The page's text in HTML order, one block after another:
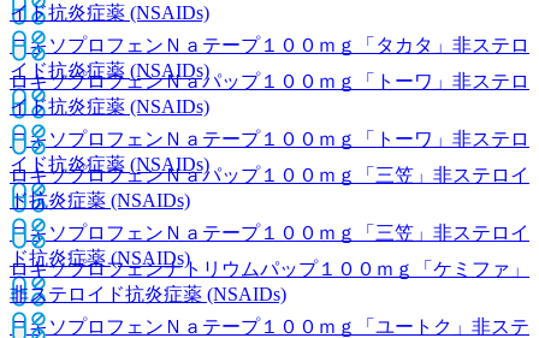
ロキソプロフェンＮａテープ１００ｍｇ「タカタ」 非ステロ
イド抗炎症薬 (NSAIDs)
ロキソプロフェンＮａテープ１００ｍｇ「トーワ」 非ステロ
イド抗炎症薬 (NSAIDs)
ロキソプロフェンＮａテープ１００ｍｇ「三笠」 非ステロイ
ド抗炎症薬 (NSAIDs)
ロキソプロフェンＮａテープ１００ｍｇ「ユートク」 非ステ
イド抗炎症薬 (NSAIDs)
ロキソプロフェンＮａパップ１００ｍｇ「トーワ」 非ステロ
イド抗炎症薬 (NSAIDs)
ロキソプロフェンＮａパップ１００ｍｇ「三笠」 非ステロイ
ド抗炎症薬 (NSAIDs)
ロキソプロフェンナトリウムパップ１００ｍｇ「ケミファ」
非ステロイド抗炎症薬 (NSAIDs)